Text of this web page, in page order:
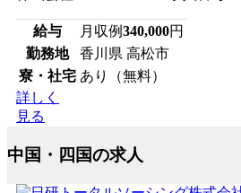
給与 月収例340,000円
勤務地
香川県 高松市
寮・社宅 あり（無料）
詳しく
見る
中国・四国の求人